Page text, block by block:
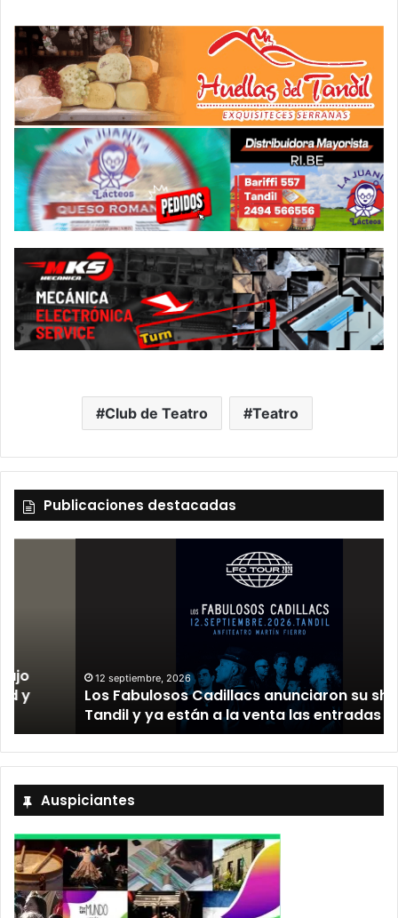
Club de Teatro Teatro
Publicaciones destacadas
12 septiembre, 2026
Los Fabulosos Cadillacs anunciaron su show en
Tandil y ya están a la venta las entradas
Auspiciantes